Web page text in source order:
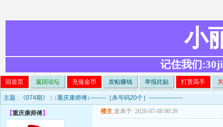
小
记住我们
回首页 返回论坛 充值金币 发帖赚钱 举报此贴 打赏高手
主题 : 《074期》：↓重庆康师傅↓--------［杀号码20个］-----------------
【重庆康师傅】 楼主 发表于: 2026-07-08 00:39